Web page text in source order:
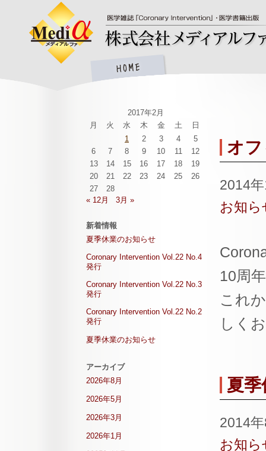
オ
2014
お知ら
10周
これ
しく
夏
2014
お知ら
2017年2月
月
火 水 木 金 土
日
1
2 3 4
5
6
7 8 9 10 11
12
13
14 15 16 17 18
19
20
21 22 23 24 25
26
27
28
« 12月
3月 »
新着情報
夏季休業のお知らせ
Coronary Intervention Vol.22 No.4
発行
Coronary Intervention Vol.22 No.3
発行
Coronary Intervention Vol.22 No.2
発行
夏季休業のお知らせ
アーカイブ
2026年8月
2026年5月
2026年3月
2026年1月